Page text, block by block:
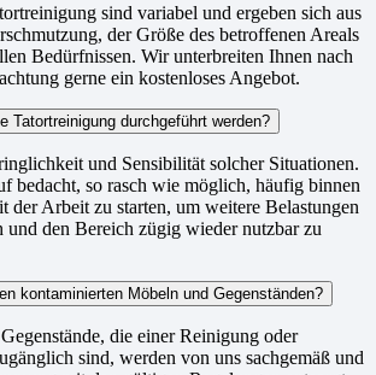
sind variabel und ergeben sich aus
der Größe des betroffenen Areals
Bedürfnissen. Wir unterbreiten Ihnen nach
gerne ein kostenloses Angebot.
Tatortreinigung durchgeführt werden?
und Sensibilität solcher Situationen.
bedacht, so rasch wie möglich, häufig binnen
der Arbeit zu starten, um weitere Belastungen
und den Bereich zügig wieder nutzbar zu
kontaminierten Möbeln und Gegenständen?
die einer Reinigung oder
sind, werden von uns sachgemäß und